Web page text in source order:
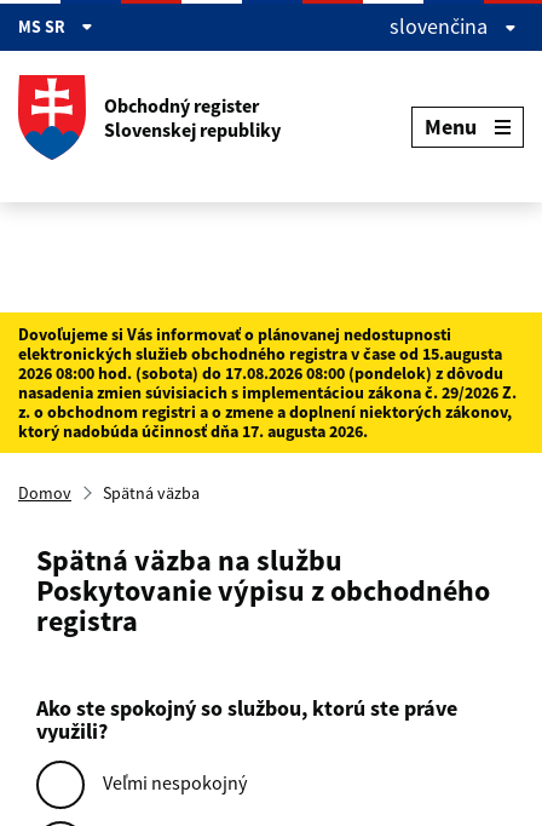
Preskočiť na hlavný obsah
MS SR slovenčina
Obchodný register
Slovenskej republiky
Menu
Dovoľujeme si Vás informovať o plánovanej nedostupnosti
elektronických služieb obchodného registra v čase od 15.augusta
2026 08:00 hod. (sobota) do 17.08.2026 08:00 (pondelok) z dôvodu
nasadenia zmien súvisiacich s implementáciou zákona č. 29/2026 Z.
z. o obchodnom registri a o zmene a doplnení niektorých zákonov,
ktorý nadobúda účinnosť dňa 17. augusta 2026.
Domov Spätná väzba
Spätná väzba na službu
Poskytovanie výpisu z obchodného
registra
Ako ste spokojný so službou, ktorú ste práve
využili?
Veľmi nespokojný